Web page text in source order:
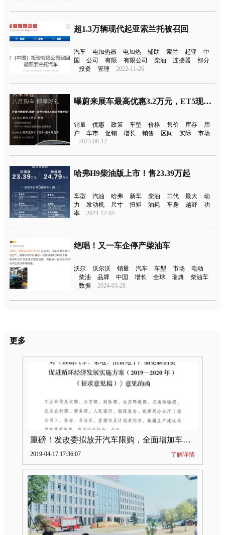
超1.3万辆现代起亚索兰托被召回
汽车 电加热器 电加热 辅助 索兰 起亚
中
国
公司 有限 有限公司 柴油 连接器
部分
投资
管理 2022-11-26
曝蔚来展车最高优惠3.2万元，ET5现车直降2.4万元
销量 优惠 政策 车型 价格 售价 库存
用
户
车市 促销 增长 销售 区间 实际
市场
2023-08-12
哈弗H9柴油版上市！售23.39万起
车型 汽油 哈弗 新车 柴油 二代 最大
动
力
发动机 尺寸 扭矩 油耗 车身 越野
功
率
2024-12-05
绝唱！又一车企停产柴油车
沃尔 沃尔沃 销量 汽车 车型 市场
电动
柴油
品牌 中国 增长 全球 瑞典
柴油车
数据
2024-03-28
更多
重磅！发改委拟放开汽车限购，全面增加车牌指标
2019-04-17 17:36:07 了解详情